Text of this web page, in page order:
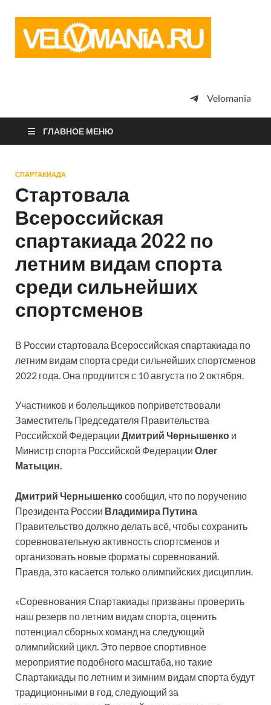
просто
Velomania
ГЛАВНОЕ МЕНЮ
СПАРТАКИАДА
Стартовала
Всероссийская
спартакиада 2022 по
летним видам спорта
среди сильнейших
спортсменов
В России стартовала Всероссийская спартакиада по
летним видам спорта среди сильнейших спортсменов
2022 года. Она продлится с 10 августа по 2 октября.
Участников и болельщиков поприветствовали
Заместитель Председателя Правительства
Российской Федерации Дмитрий Чернышенко и
Министр спорта Российской Федерации Олег
Матыцин.
Дмитрий Чернышенкосообщил, что по поручению
Президента России Владимира Путина
Правительство должно делать всё, чтобы сохранить
соревновательную активность спортсменов и
организовать новые форматы соревнований.
Правда, это касается только олимпийских дисциплин.
«Соревнования Спартакиады призваны проверить
наш резерв по летним видам спорта, оценить
потенциал сборных команд на следующий
олимпийский цикл. Это первое спортивное
мероприятие подобного масштаба, но такие
Спартакиады по летним и зимним видам спорта будут
традиционными в год, следующий за